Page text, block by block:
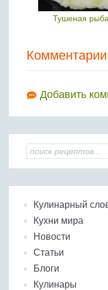
Тушеная
Добавить
Кулинарный
Кухни мира
Новости
Статьи
Блоги
Кулинары